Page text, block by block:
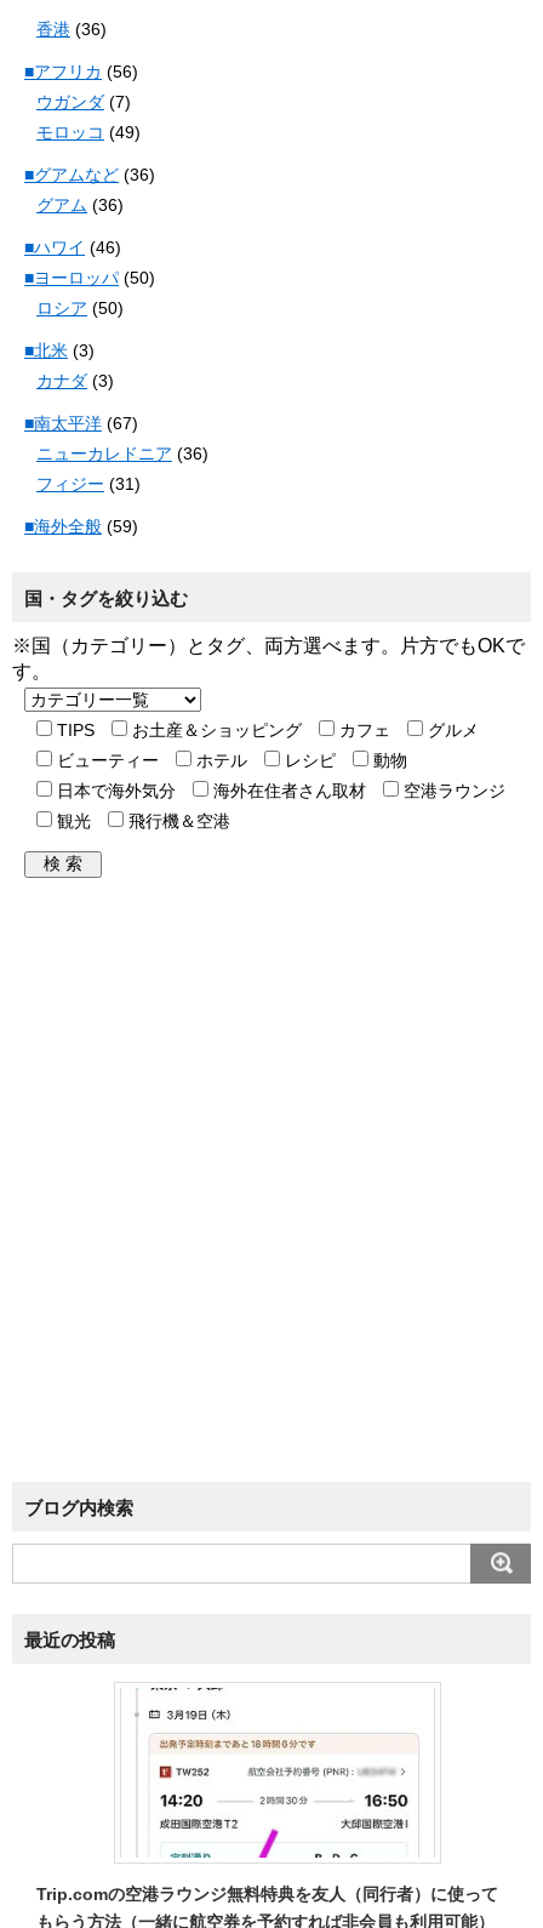
香港 (36)
■アフリカ (56)
ウガンダ (7)
モロッコ (49)
■グアムなど (36)
グアム (36)
■ハワイ (46)
■ヨーロッパ (50)
ロシア (50)
■北米 (3)
カナダ (3)
■南太平洋 (67)
ニューカレドニア (36)
フィジー (31)
■海外全般 (59)
国・タグを絞り込む
※国（カテゴリー）とタグ、両方選べます。片方でもOKで
す。
TIPS お土産＆ショッピング カフェ
グルメ
ビューティー
ホテル レシピ
動物
日本で海外気分
海外在住者さん取材
空港ラウンジ
観光
飛行機＆空港
ブログ内検索
最近の投稿
Trip.comの空港ラウンジ無料特典を友人（同行者）に使って
もらう方法（一緒に航空券を予約すれば非会員も利用可能）